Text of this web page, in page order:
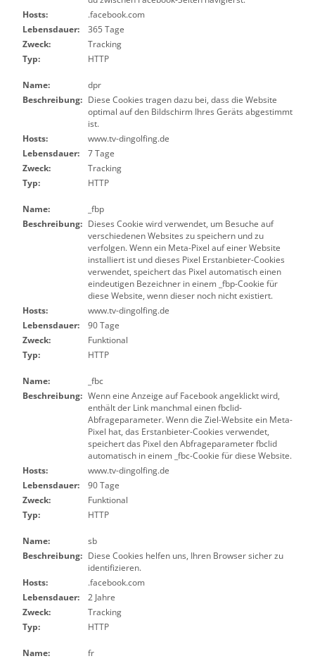
Hosts:
.facebook.com
Lebensdauer:
365 Tage
Zweck:
Tracking
Typ:
HTTP
Name:
dpr
Beschreibung: Diese Cookies tragen dazu bei, dass die Website
optimal auf den Bildschirm Ihres Geräts abgestimmt
ist.
Hosts:
www.tv-dingolfing.de
Lebensdauer:
7 Tage
Zweck:
Tracking
Typ:
HTTP
Name:
_fbp
Beschreibung: Dieses Cookie wird verwendet, um Besuche auf
verschiedenen Websites zu speichern und zu
verfolgen. Wenn ein Meta-Pixel auf einer Website
installiert ist und dieses Pixel Erstanbieter-Cookies
verwendet, speichert das Pixel automatisch einen
eindeutigen Bezeichner in einem _fbp-Cookie für
diese Website, wenn dieser noch nicht existiert.
Hosts:
www.tv-dingolfing.de
Lebensdauer:
90 Tage
Zweck:
Funktional
Typ:
HTTP
Name:
_fbc
Beschreibung: Wenn eine Anzeige auf Facebook angeklickt wird,
enthält der Link manchmal einen fbclid-
Abfrageparameter. Wenn die Ziel-Website ein Meta-
Pixel hat, das Erstanbieter-Cookies verwendet,
speichert das Pixel den Abfrageparameter fbclid
automatisch in einem _fbc-Cookie für diese Website.
Hosts:
www.tv-dingolfing.de
Lebensdauer:
90 Tage
Zweck:
Funktional
Typ:
HTTP
Name:
sb
Beschreibung: Diese Cookies helfen uns, Ihren Browser sicher zu
identifizieren.
Hosts:
.facebook.com
Lebensdauer:
2 Jahre
Zweck:
Tracking
Typ:
HTTP
Name:
fr